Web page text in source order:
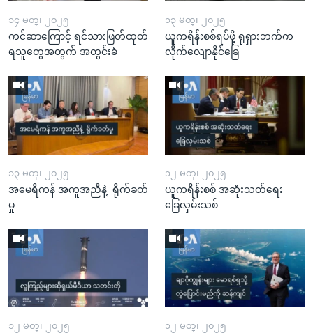
၁၄ မတ္၊ ၂၀၂၅
ကင်ဆာကြောင့် ရင်သားဖြတ်ထုတ်
ရသူတွေအတွက် အတွင်းခံ
၁၃ မတ္၊ ၂၀၂၅
ယူကရိန်းစစ်ရပ်ဖို့ ရုရှားဘက်က
လိုက်လျောနိုင်ခြေ
၁၃ မတ္၊ ၂၀၂၅
အမေရိကန် အကူအညီနဲ့ ရိုက်ခတ်
မှု
၁၂ မတ္၊ ၂၀၂၅
ယူကရိန်းစစ် အဆုံးသတ်ရေး
ခြေလှမ်းသစ်
၁၂ မတ္၊ ၂၀၂၅ ၁၂ မတ္၊ ၂၀၂၅